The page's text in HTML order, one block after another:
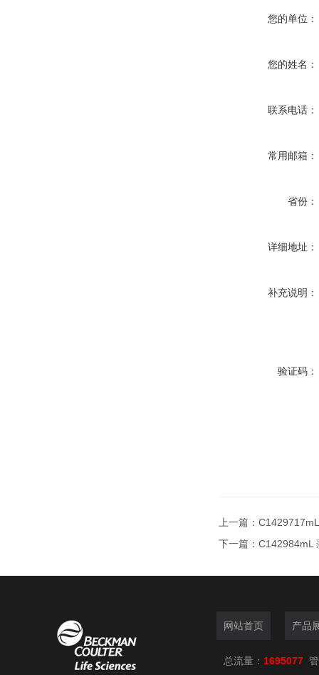
您的单位：
您的姓名：
联系电话：
常用邮箱：
省份：
详细地址：
补充说明：
验证码：
上一篇：
下一篇： C142984mL
网站首页 产品
总流量： 1695077